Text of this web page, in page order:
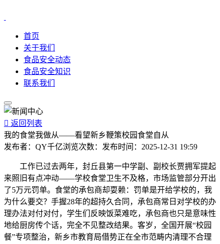
首页
关于我们
食品安全动态
食品安全知识
联系我们
 返回列表
我的食堂我做从——看望新乡鞭策校园食堂自从
发布者： QY千亿浏览次数： 发布时间： 2025-12-31 19:59
工作已过去两年，封丘县第一中学副、副校长贾拥军提起
来照旧有点冲动——学校食堂卫生不及格，市场监管部分开出
了5万元罚单。食堂的承包商却耍赖：罚单是开给学校的，我
为什么要交？手握28年的超持久合同，承包商常日对学校的办
理办法对付对付，学生们反映饭菜难吃，承包商也只是意味性
地给厨房传个话，完全不见整改结果。客岁，全国开展“校园
餐”专项整治，新乡市教育局借势正在全市范畴内清理不合理